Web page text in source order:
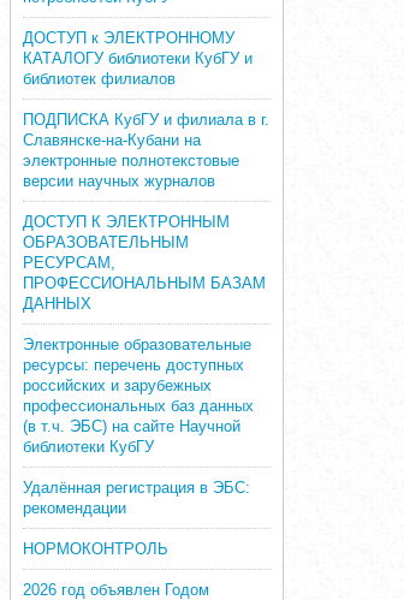
ДОСТУП к ЭЛЕКТРОННОМУ
КАТАЛОГУ библиотеки КубГУ и
библиотек филиалов
ПОДПИСКА КубГУ и филиала в г.
Славянске-на-Кубани на
электронные полнотекстовые
версии научных журналов
ДОСТУП К ЭЛЕКТРОННЫМ
ОБРАЗОВАТЕЛЬНЫМ
РЕСУРСАМ,
ПРОФЕССИОНАЛЬНЫМ БАЗАМ
ДАННЫХ
Электронные образовательные
ресурсы: перечень доступных
российских и зарубежных
профессиональных баз данных
(в т.ч. ЭБС) на сайте Научной
библиотеки КубГУ
Удалённая регистрация в ЭБС:
рекомендации
НОРМОКОНТРОЛЬ
2026 год объявлен Годом